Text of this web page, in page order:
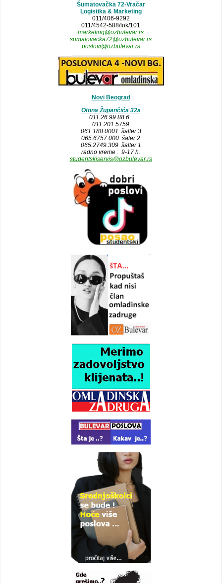
Šumatovačka 72-Vračar
Logistika & Marketing
011/406-9292
011/4542-588/lok/101
marketing@ozbulevar.rs
sumatovacka72@ozbulevar.rs
poslovi@ozbulevar.rs
Novi Beograd
Otona Župančića 32a
011.26.99.88.6
011.201.5759
061.188.0001 šalter 3
065.6757.000 šaler 2
065.2749.309 šalter 1
radno vreme : 9-17 h.
studentskiservis@ozbulevar.rs